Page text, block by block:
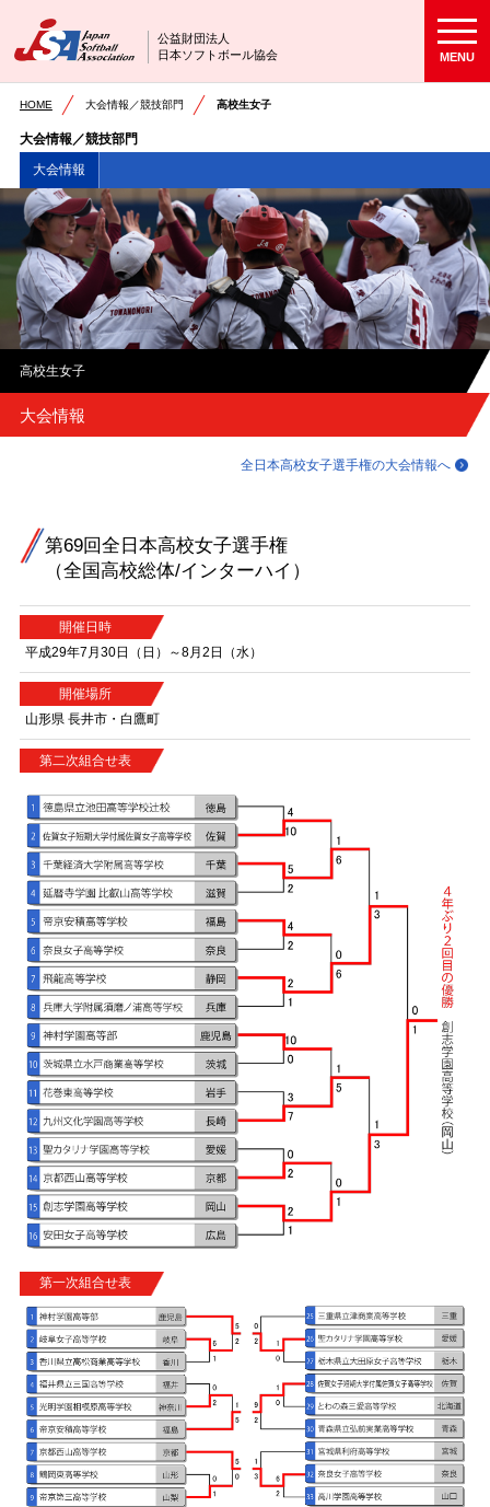
公益財団法人
日本ソフトボール協会
MENU
HOME 大会情報／競技部門 高校生女子
大会情報／競技部門
大会情報
高校生女子
大会情報
全日本高校女子選手権の大会情報へ
第69回全日本高校女子選手権
（全国高校総体/インターハイ）
開催日時
平成29年7月30日（日）～8月2日（水）
開催場所
山形県 長井市・白鷹町
第二次組合せ表
第一次組合せ表